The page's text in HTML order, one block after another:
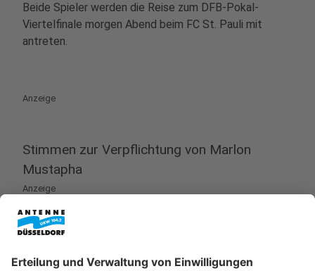
Beide Spieler werden die Reise zum DFB-Pokal-
Viertelfinale morgen Abend beim FC St. Pauli mit
antreten.
Anzeige
Stimmen zur Verpflichtung von Marlon
Mustapha
Anzeige
Neuzugang Marlon Mustapha